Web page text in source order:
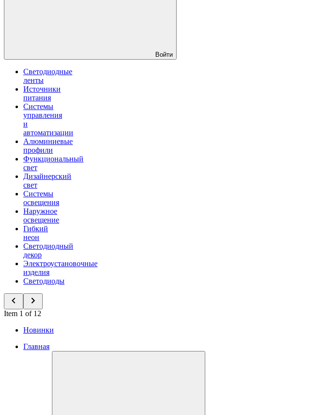
Войти
Светодиодные
ленты
Источники
питания
Системы
управления
и
автоматизации
Алюминиевые
профили
Функциональный
свет
Дизайнерский
свет
Системы
освещения
Наружное
освещение
Гибкий
неон
Светодиодный
декор
Электроустановочные
изделия
Светодиоды
Item 1 of 12
Новинки
Главная